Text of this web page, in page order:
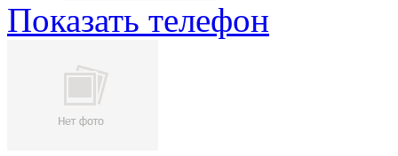
Показать телефон